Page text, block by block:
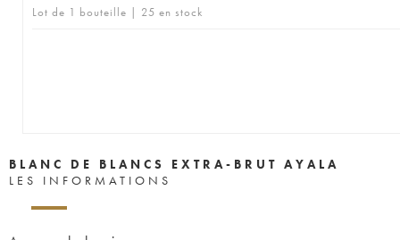
Lot de 1 bouteille | 25 en stock
BLANC DE BLANCS EXTRA-BRUT AYALA
LES INFORMATIONS